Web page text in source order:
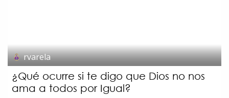
rvarela
¿Qué ocurre si te digo que Dios no nos
ama a todos por Igual?